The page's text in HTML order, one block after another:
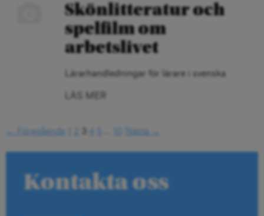
Skönlitteratur och
spelfilm om
arbetslivet
Lärarhandledningar för lärare i svenska
LÄS MER
← Föregående Nästa →
Kontakta oss